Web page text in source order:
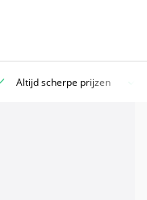
Altijd scherpe prijzen